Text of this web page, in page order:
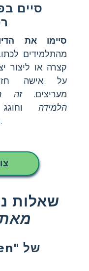
סיים
סיימו את
מהתלמידים
קצרה או ליצור
על אישה
מעריצים.זה
הלמידה וחוגג
משמעותיים.
שאלות
מאת